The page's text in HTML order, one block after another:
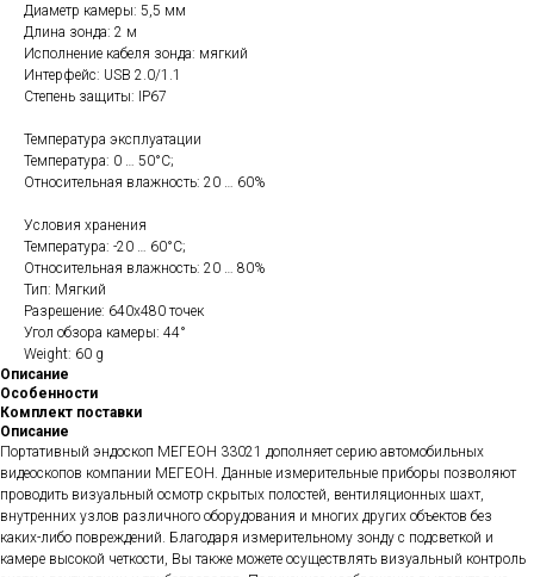
Диаметр камеры: 5,5 мм
Длина зонда: 2 м
Исполнение кабеля зонда: мягкий
Интерфейс: USB 2.0/1.1
Степень защиты: IP67
Температура эксплуатации
Температура: 0 … 50°С;
Относительная влажность: 20 … 60%
Условия хранения
Температура: -20 … 60°С;
Относительная влажность: 20 … 80%
Тип: Мягкий
Разрешение: 640х480 точек
Угол обзора камеры: 44°
Weight: 60 g
Описание
Особенности
Комплект поставки
Описание
Портативный эндоскоп МЕГЕОН 33021 дополняет серию автомобильных
видеоскопов компании МЕГЕОН. Данные измерительные приборы позволяют
проводить визуальный осмотр скрытых полостей, вентиляционных шахт,
внутренних узлов различного оборудования и многих других объектов без
каких-либо повреждений. Благодаря измерительному зонду с подсветкой и
камере высокой четкости, Вы также можете осуществлять визуальный контроль